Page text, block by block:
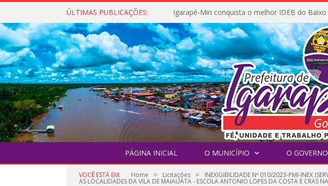
ÚLTIMAS PUBLICAÇÕES:
PÁGINA INICIAL O MUNICÍPIO O GOVERNO
VOCÊ ESTÁ EM: Home » Licitações » INEXIGIBILIDADE Nº 010/2023-PMI-INEX
AS LOCALIDADES DA VILA DE MAIAUÁTA - ESCOLA ANTONIO LOPES DA COSTA E CRAS